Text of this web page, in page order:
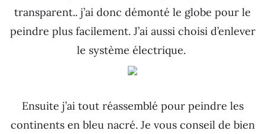
transparent.. j’ai donc démonté le globe pour le
peindre plus facilement. J’ai aussi choisi d’enlever
le système électrique.
Ensuite j’ai tout réassemblé pour peindre les
continents en bleu nacré. Je vous conseil de bien